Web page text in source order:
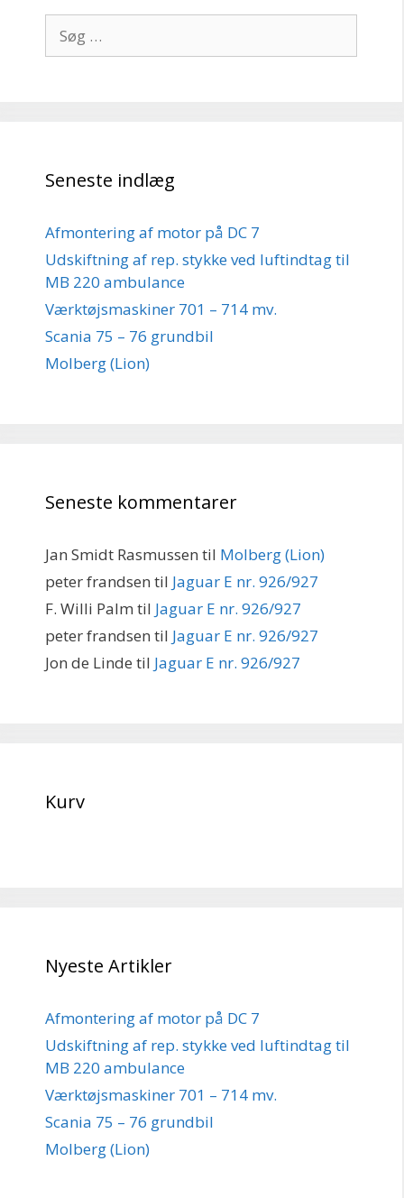
efter:
Seneste indlæg
Afmontering af motor på DC 7
Udskiftning af rep. stykke ved luftindtag til
MB 220 ambulance
Værktøjsmaskiner 701 – 714 mv.
Scania 75 – 76 grundbil
Molberg (Lion)
Seneste kommentarer
Jan Smidt Rasmussen til Molberg (Lion)
peter frandsen til Jaguar E nr. 926/927
F. Willi Palm til Jaguar E nr. 926/927
peter frandsen til Jaguar E nr. 926/927
Jon de Linde til Jaguar E nr. 926/927
Kurv
Nyeste Artikler
Afmontering af motor på DC 7
Udskiftning af rep. stykke ved luftindtag til
MB 220 ambulance
Værktøjsmaskiner 701 – 714 mv.
Scania 75 – 76 grundbil
Molberg (Lion)